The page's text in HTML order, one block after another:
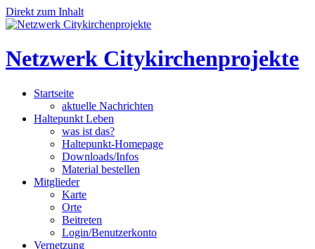
Direkt zum Inhalt
Netzwerk Citykirchenprojekte
Startseite
aktuelle Nachrichten
Haltepunkt Leben
was ist das?
Haltepunkt-Homepage
Downloads/Infos
Material bestellen
Mitglieder
Karte
Orte
Beitreten
Login/Benutzerkonto
Vernetzung